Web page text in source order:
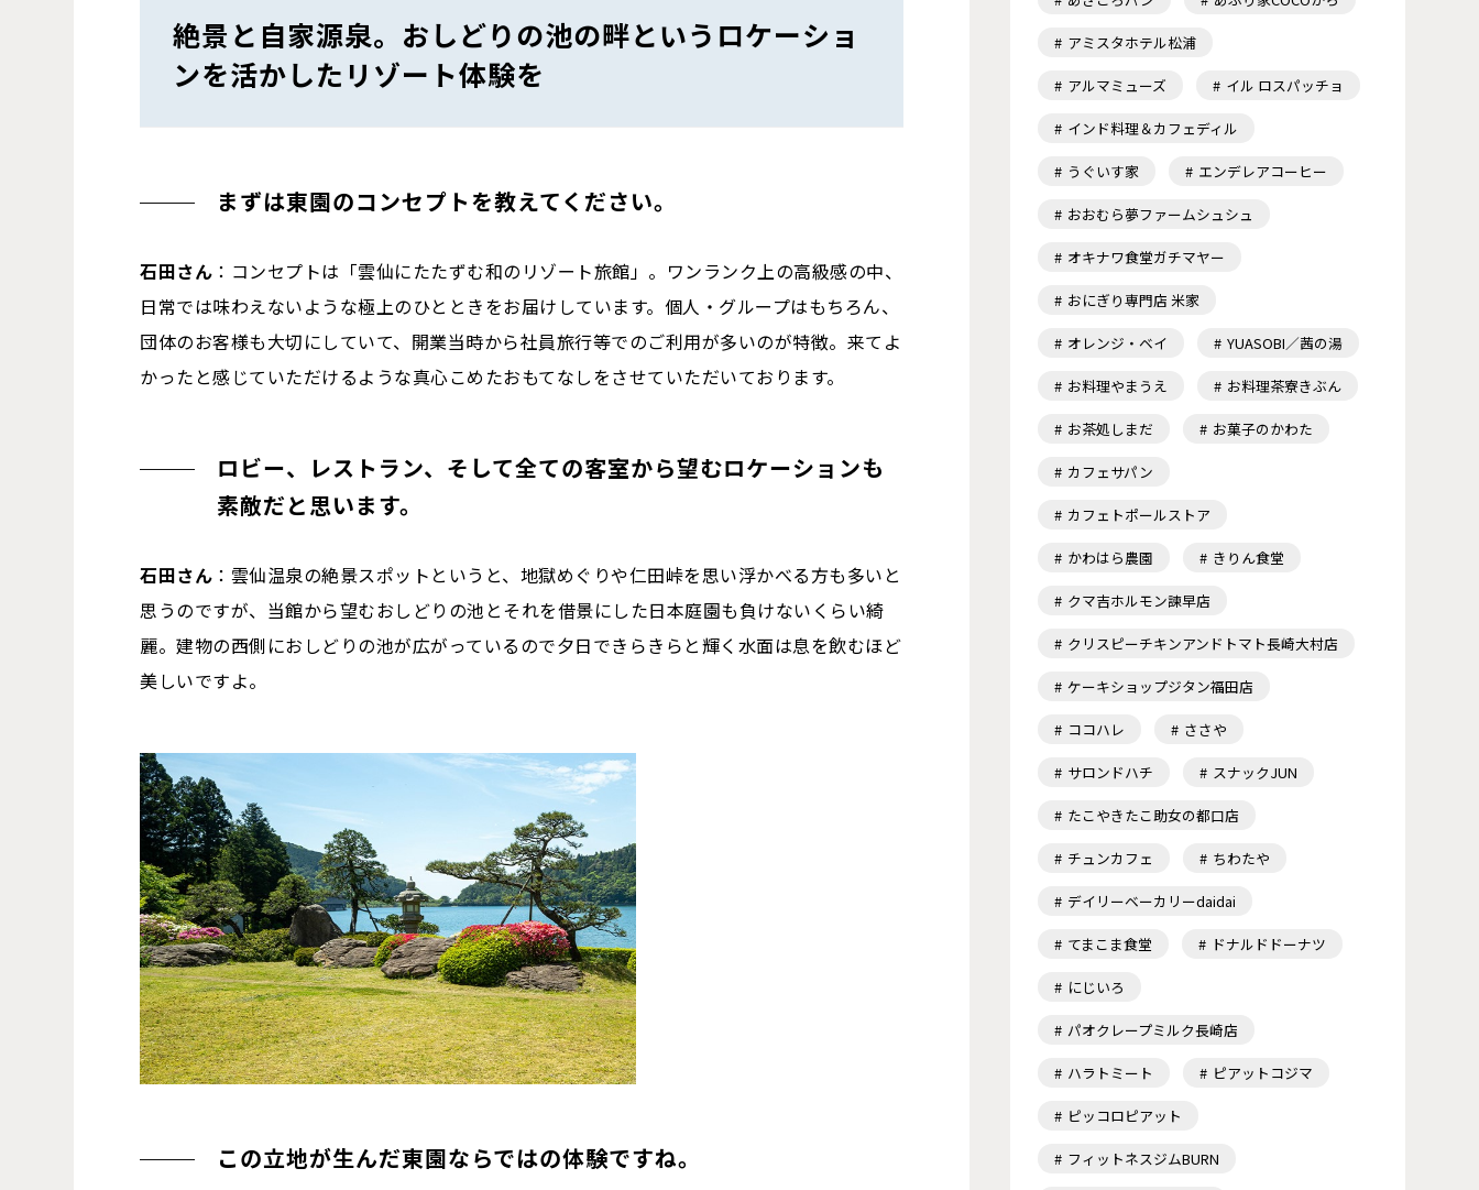
絶景と自家源泉。おしどりの池の畔というロケーショ
ンを活かしたリゾート体験を
まずは東園のコンセプトを教えてください。
石田さん ：コンセプトは「雲仙にたたずむ和のリゾート旅館」。ワンランク上の高級感の中、
日常では味わえないような極上のひとときをお届けしています。個人・グループはもちろん、
団体のお客様も大切にしていて、開業当時から社員旅行等でのご利用が多いのが特徴。来てよ
かったと感じていただけるような真心こめたおもてなしをさせていただいております。
ロビー、レストラン、そして全ての客室から望むロケーションも
素敵だと思います。
石田さん ：雲仙温泉の絶景スポットというと、地獄めぐりや仁田峠を思い浮かべる方も多いと
思うのですが、当館から望むおしどりの池とそれを借景にした日本庭園も負けないくらい綺
麗。建物の西側におしどりの池が広がっているので夕日できらきらと輝く水面は息を飲むほど
美しいですよ。
この立地が生んだ東園ならではの体験ですね。
アミスタホテル松浦
アルマミューズ イル ロスパッチョ
インド料理＆カフェディル
うぐいす家 エンデレアコーヒー
おおむら夢ファームシュシュ
オキナワ食堂ガチマヤー
おにぎり専門店 米家
オレンジ・ベイ YUASOBI／茜の湯
お料理やまうえ お料理茶寮きぶん
お茶処しまだ お菓子のかわた
カフェサパン
カフェトポールストア
かわはら農園 きりん食堂
クマ吉ホルモン諫早店
クリスピーチキンアンドトマト長崎大村店
ケーキショップジタン福田店
ココハレ ささや
サロンドハチ スナックJUN
たこやきたこ助女の都口店
チュンカフェ ちわたや
デイリーベーカリーdaidai
てまこま食堂 ドナルドドーナツ
にじいろ
パオクレープミルク長崎店
ハラトミート ピアットコジマ
ピッコロピアット
フィットネスジムBURN